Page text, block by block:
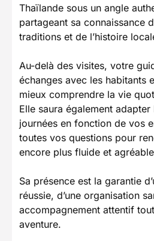
Thaïlande sous un angle
partageant sa connaissance
traditions et de l’histoire
Au-delà des visites, votre
échanges avec les habitants
mieux comprendre la vie
Elle saura également
journées en fonction de vos
toutes vos questions pour
encore plus fluide et
Sa présence est la garantie
réussie, d’une organisation
accompagnement attentif
aventure.